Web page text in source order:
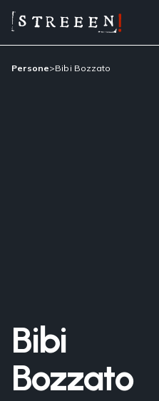
Persone>Bibi Bozzato
Bibi
Bozzato